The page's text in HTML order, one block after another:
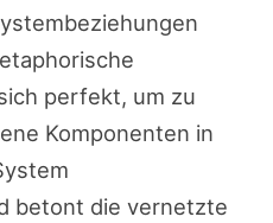
perfekt, um zu
Komponenten in
betont die vernetzte